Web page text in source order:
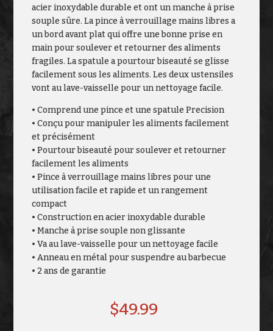
acier inoxydable durable et ont un manche à prise
souple sûre. La pince à verrouillage mains libres a
un bord avant plat qui offre une bonne prise en
main pour soulever et retourner des aliments
fragiles. La spatule a pourtour biseauté se glisse
facilement sous les aliments. Les deux ustensiles
vont au lave-vaisselle pour un nettoyage facile.
• Comprend une pince et une spatule Precision
• Conçu pour manipuler les aliments facilement
et précisément
• Pourtour biseauté pour soulever et retourner
facilement les aliments
• Pince à verrouillage mains libres pour une
utilisation facile et rapide et un rangement
compact
• Construction en acier inoxydable durable
• Manche à prise souple non glissante
• Va au lave-vaisselle pour un nettoyage facile
• Anneau en métal pour suspendre au barbecue
• 2 ans de garantie
$49.99